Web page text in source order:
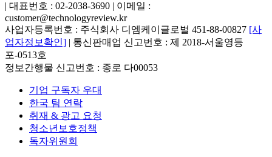
| 대표번호 : 02-2038-3690 | 이메일 :
customer@technologyreview.kr
사업자등록번호 : 주식회사 디엠케이글로벌 451-88-00827 [사
업자정보확인] | 통신판매업 신고번호 : 제 2018-서울영등
포-0513호
정보간행물 신고번호 : 종로 다00053
기업 구독자 우대
한국 팀 연락
취재 & 광고 요청
청소년보호정책
독자위원회